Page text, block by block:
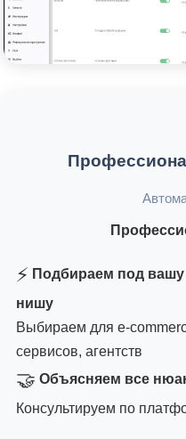
⚡ Подбираем под вашу
нишу
Выбираем для e-
сервисов, агентств
🤝 Объясняем все
Консультируем по